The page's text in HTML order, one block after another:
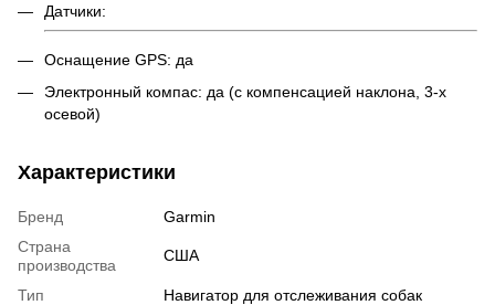
Датчики:
Оснащение GPS: да
Электронный компас: да (с компенсацией наклона, 3-х
осевой)
Характеристики
Бренд
Garmin
Страна
производства
США
Тип
Навигатор для отслеживания собак